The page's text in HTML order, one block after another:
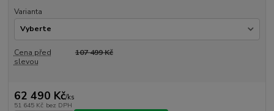
Varianta
Cena před
slevou
107 499 Kč
62 490 Kč/ks
51 645 Kč bez DPH